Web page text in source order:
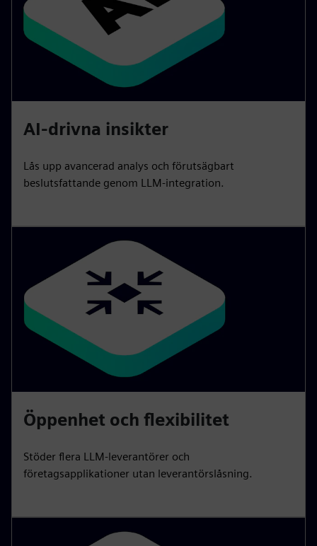
AI-drivna insikter
Lås upp avancerad analys och förutsägbart
beslutsfattande genom LLM-integration.
Öppenhet och flexibilitet
Stöder flera LLM-leverantörer och
företagsapplikationer utan leverantörslåsning.